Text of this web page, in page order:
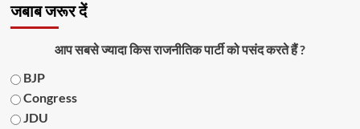
जबाब जरूर दें
आप सबसे ज्यादा किस राजनीतिक पार्टी को पसंद करते हैं ?
BJP
Congress
JDU